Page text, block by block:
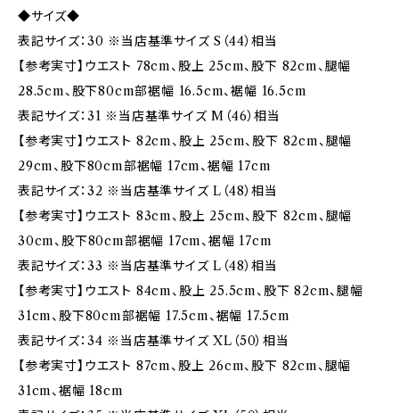
◆サイズ◆
表記サイズ：30 ※当店基準サイズ S（44）相当
【参考実寸】ウエスト 78cm、股上 25cm、股下 82cm、腿幅
28.5cm、股下80cm部裾幅 16.5cm、裾幅 16.5cm
表記サイズ：31 ※当店基準サイズ M（46）相当
【参考実寸】ウエスト 82cm、股上 25cm、股下 82cm、腿幅
29cm、股下80cm部裾幅 17cm、裾幅 17cm
表記サイズ：32 ※当店基準サイズ L（48）相当
【参考実寸】ウエスト 83cm、股上 25cm、股下 82cm、腿幅
30cm、股下80cm部裾幅 17cm、裾幅 17cm
表記サイズ：33 ※当店基準サイズ L（48）相当
【参考実寸】ウエスト 84cm、股上 25.5cm、股下 82cm、腿幅
31cm、股下80cm部裾幅 17.5cm、裾幅 17.5cm
表記サイズ：34 ※当店基準サイズ XL（50）相当
【参考実寸】ウエスト 87cm、股上 26cm、股下 82cm、腿幅
31cm、裾幅 18cm